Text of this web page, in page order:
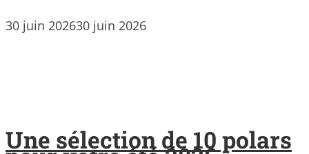
30 juin 202630 juin 2026
Une sélection de 10 polars